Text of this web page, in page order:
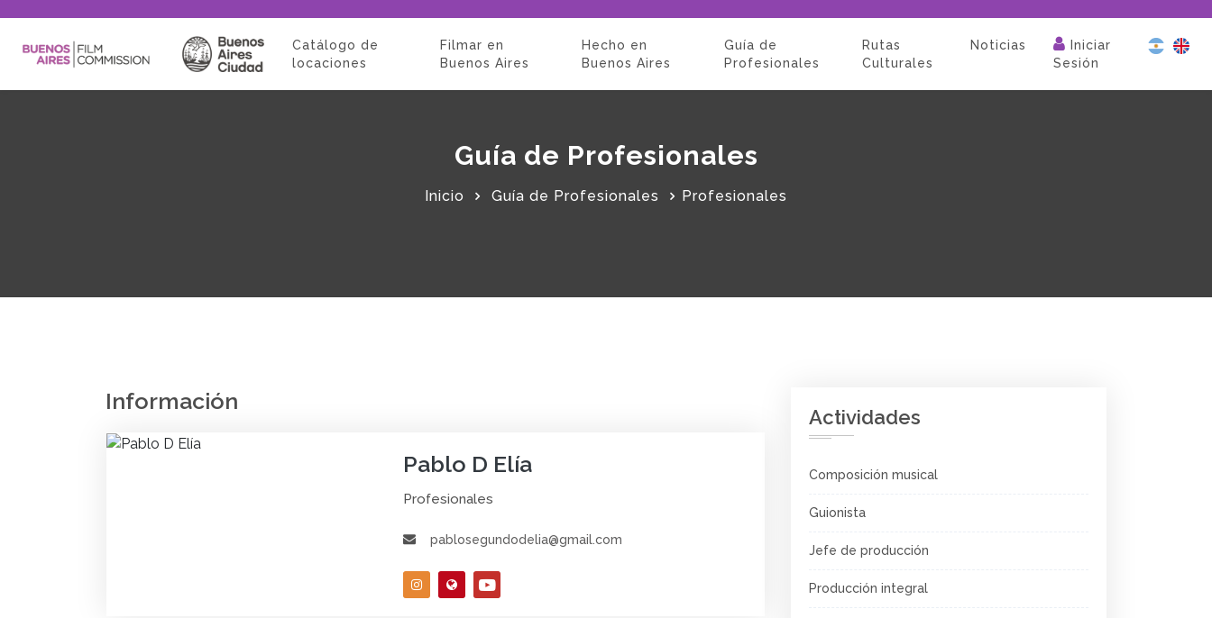
Catálogo de
locaciones
Filmar en
Buenos Aires
Hecho en
Buenos Aires
Guía de
Profesionales
Rutas
Culturales
Noticias
Iniciar
Sesión
Guía de Profesionales
Inicio Guía de Profesionales Profesionales
Información
Pablo D Elía
Profesionales
pablosegundodelia@gmail.com
Actividades
Composición musical
Guionista
Jefe de producción
Producción integral